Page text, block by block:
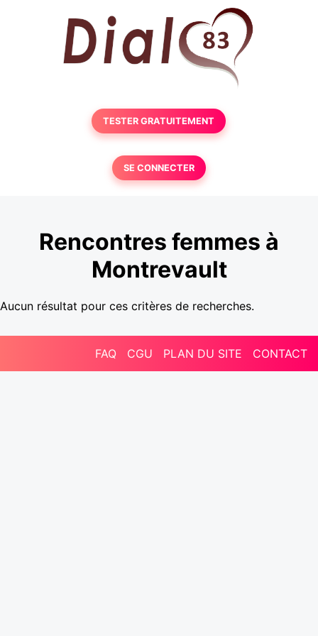
TESTER GRATUITEMENT
SE CONNECTER
Rencontres femmes à
Montrevault
Aucun résultat pour ces critères de recherches.
FAQ CGU PLAN DU SITE CONTACT